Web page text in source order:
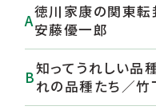
店舗のご案内
徳川家康の関東転
安藤優一郎
知ってうれしい品
れの品種たち／竹